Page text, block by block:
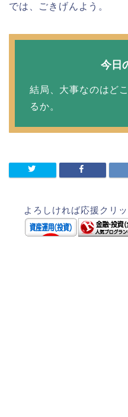
では、ごきげんよう。
今日
結局、大事なのはど
るか。
よろしければ応援クリ